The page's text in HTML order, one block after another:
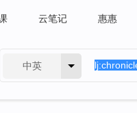
云笔记 惠惠
中英